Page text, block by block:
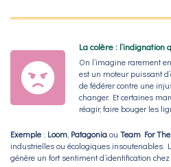
La colère : l’indignation
On l’imagine rarement
est un moteur puissant
de fédérer contre une
changer. Et certaines
réagir, faire bouger les
Exemple: Loom, Patagoniaou Team For
industrielles ou écologiques insoutenables.
génère un fort sentiment d’identification